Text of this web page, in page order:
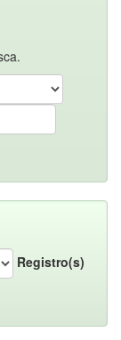
Registro(s)